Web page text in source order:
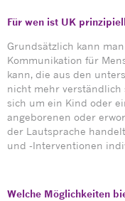
Für wen ist UK
Grundsätzlich kann
Kommunikation für
kann, die aus den
nicht mehr verständlich
sich um ein Kind oder
angeborenen oder
der Lautsprache
und -Interventionen
Welche Möglichkeiten